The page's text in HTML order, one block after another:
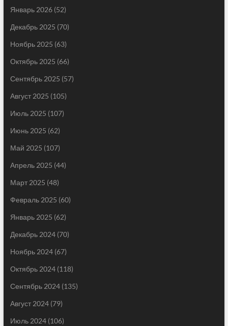
Январь 2026(52)
Декабрь 2025 (70)
Ноябрь 2025 (63)
Октябрь 2025 (66)
Сентябрь 2025 (57)
Август 2025 (105)
Июль 2025 (107)
Июнь 2025 (62)
Май 2025 (107)
Апрель 2025 (44)
Март 2025 (48)
Февраль 2025 (60)
Январь 2025 (62)
Декабрь 2024(70)
Ноябрь 2024(67)
Октябрь 2024(118)
Сентябрь 2024(135)
Август 2024(79)
Июль 2024(106)